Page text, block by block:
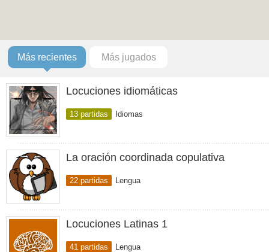
Más recientes Más jugados
Locuciones idiomáticas
13 partidas Idiomas
La oración coordinada copulativa
22 partidas Lengua
Locuciones Latinas 1
41 partidas Lengua